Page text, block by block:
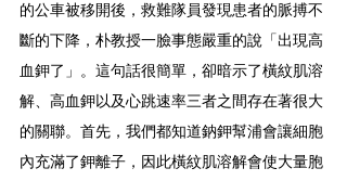
的公車被移開後，救難隊員發現患者的脈搏不
斷的下降，朴教授一臉事態嚴重的說「出現高
血鉀了」。這句話很簡單，卻暗示了橫紋肌溶
解、高血鉀以及心跳速率三者之間存在著很大
的關聯。首先，我們都知道鈉鉀幫浦會讓細胞
內充滿了鉀離子，因此橫紋肌溶解會使大量胞